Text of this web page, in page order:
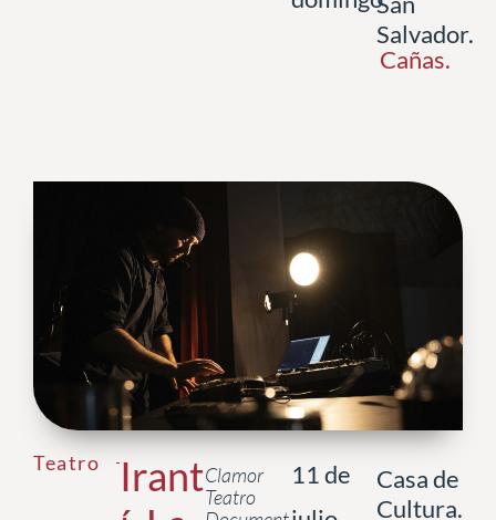
Salvador.
Cañas.
Teatro
IrantClamor
Teatro
11 de
Casa de
Cultura.